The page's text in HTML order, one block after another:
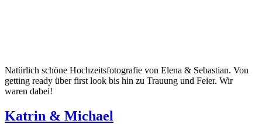
Natürlich schöne Hochzeitsfotografie von Elena & Sebastian. Von
getting ready über first look bis hin zu Trauung und Feier. Wir
waren dabei!
Katrin & Michael